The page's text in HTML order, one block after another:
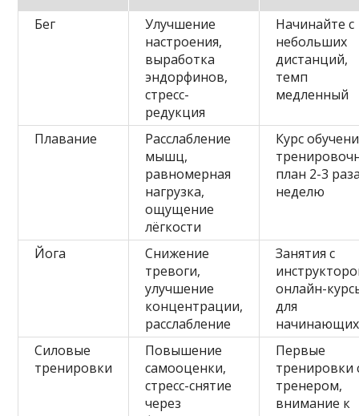
Бег
Улучшение
настроения,
выработка
эндорфинов,
стресс-
редукция
Начинайте с
небольших
дистанций,
темп
медленный
Плавание
Расслабление
мышц,
равномерная
нагрузка,
ощущение
лёгкости
Курс
план 2-3
неделю
Йога
Снижение
тревоги,
улучшение
концентрации,
расслабление
Занятия с
онлайн-
для
начинающих
Силовые
тренировки
Повышение
самооценки,
стресс-снятие
через
Первые
тренировки
тренером,
внимание к